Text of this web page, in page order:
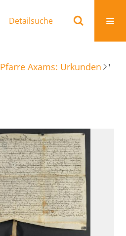
Detailsuche
Pfarre Axams: Urkunden